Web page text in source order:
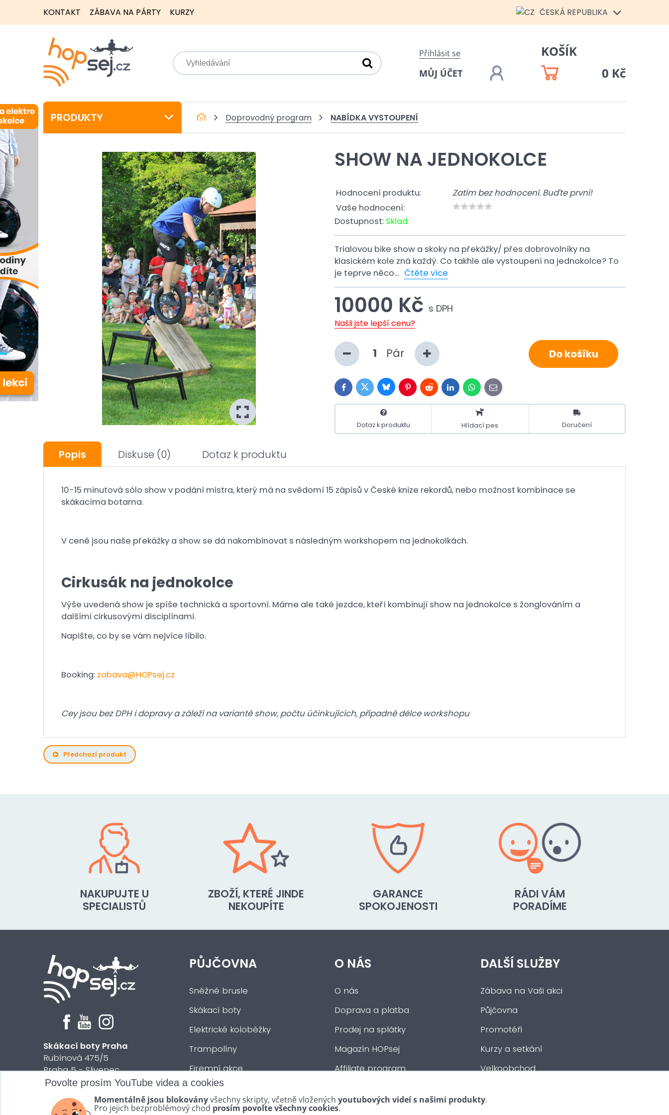
KONTAKT ZÁBAVA NA PÁRTY KURZY ČESKÁ REPUBLIKA
Přihlásit se
MŮJ ÚČET
KOŠÍK
0 Kč
PRODUKTY Doprovodný program NABÍDKA VYSTOUPENÍ
SHOW NA JEDNOKOLCE
Hodnocení produktu:
Zatím bez hodnocení. Buďte první!
Vaše hodnocení:
Dostupnost: Sklad
Trialovou bike show a skoky na překážky/ přes dobrovolníky na
klasickém kole zná každý. Co takhle ale vystoupení na jednokolce? To
je teprve něco... Čtěte více
10000 Kč s DPH
Našli jste lepší cenu?
Pár Do košíku
FacebookTwitterBlueskyPinterestRedditLinkedInWhatsApp
E-
mail
Dotaz k produktu Hlídací pes Doručení
Popis Diskuse (0) Dotaz k produktu
10-15 minutová sólo show v podání mistra, který má na svědomí 15 zápisů v České knize rekordů, nebo možnost kombinace se
skákacíma botama.
V ceně jsou naše překážky a show se dá nakombinovat s následným workshopem na jednokolkách.
Cirkusák na jednokolce
Výše uvedená show je spíše technická a sportovní. Máme ale také jezdce, kteří kombinují show na jednokolce s žonglováním a
dalšími cirkusovými disciplínami.
Napište, co by se vám nejvíce líbilo.
Booking: zabava@HOPsej.cz
Cey jsou bez DPH i dopravy a záleží na variantě show, počtu účinkujících, případně délce workshopu
Předchozí produkt
NAKUPUJTE U
SPECIALISTŮ
ZBOŽÍ, KTERÉ JINDE
NEKOUPÍTE
GARANCE
SPOKOJENOSTI
RÁDI VÁM
PORADÍME
Skákací boty Praha
Rubínová 475/5
Praha 5 - Slivenec
© 2024 HOPsej.cz
PŮJČOVNA
Sněžné brusle
Skákací boty
Elektrické koloběžky
Trampolíny
Firemní akce
Půjčení auta
Vše ostatní :-)
O NÁS
O nás
Doprava a platba
Prodej na splátky
Magazín HOPsej
Affiliate program
Kontakty
DALŠÍ SLUŽBY
Zábava na Vaši akci
Půjčovna
Promotéři
Kurzy a setkání
Velkoobchod
Povolte prosím YouTube videa a cookies
Momentálně jsou blokoványvšechny skripty, včetně vložených youtubových videí s našimi produkty.
Pro jejich bezproblémový chod prosím povolte všechny cookies.